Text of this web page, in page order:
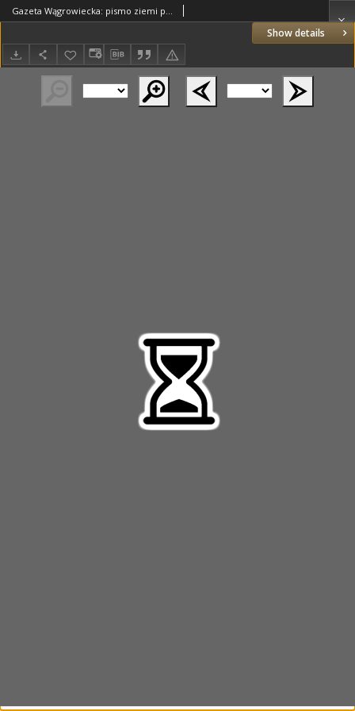
Show details
Gazeta Wągrowiecka: pismo ziemi pałuckiej 1931.04.04 R.11 Nr78